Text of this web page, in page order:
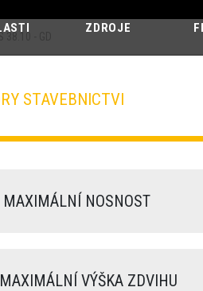
ZDROJE
STAVEBNICTVI
MAXIMÁLNÍ NOSNOST
VÝŠKA ZDVIHU